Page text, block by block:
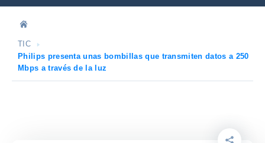
TIC
Philips presenta unas bombillas que transmiten datos a 250
Mbps a través de la luz